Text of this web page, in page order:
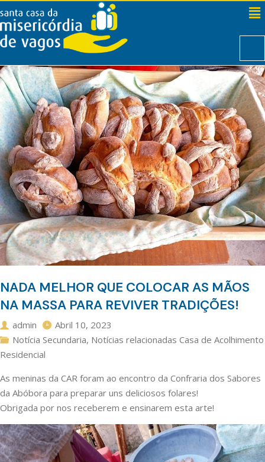
NADA MELHOR QUE COLOCAR AS MÃOS
NA MASSA PARA REVIVER TRADIÇÕES!
admin
Abril 10, 2023
Notícia Secundaria, Notícias relacionadas Casa de Acolhimento
Residencial
As meninas da CAR foram ao encontro da Confraria dos Sabores
da Abóbora para preparar uns deliciosos folares!
Obrigada por nos receberem e ensinarem esta arte!